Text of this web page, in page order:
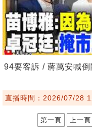
94要客訴 / 蔣萬安喊
直播時間：2026/07/28
第一頁 上一頁